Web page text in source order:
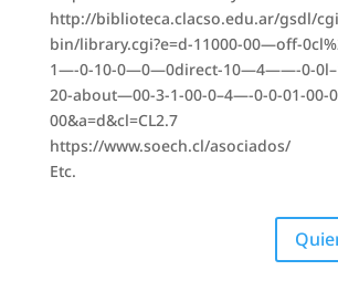
http://biblioteca.clacso.edu.ar/gsdl/
bin/library.cgi?e=d-11000-00—off-
1—-0-10-0—0—0direct-10—4——-0-
20-about—00-3-1-00-0–4—-0-0-01-00-
00&a=d&cl=CL2.7
https://www.soech.cl/asociados/
Etc.